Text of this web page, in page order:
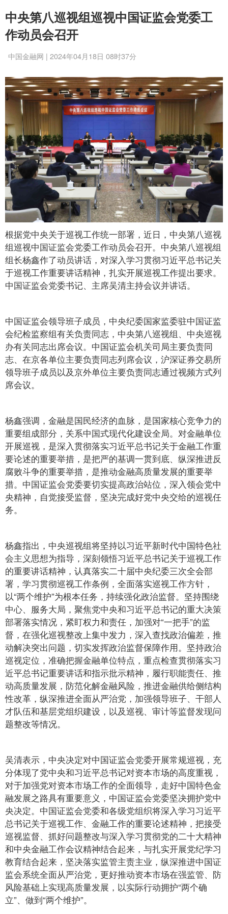
中央第八巡视组巡视中国证监会党委工
作动员会召开
中国金融网 | 2024年04月18日 08时37分
根据党中央关于巡视工作统一部署，近日，中央第八巡视
组巡视中国证监会党委工作动员会召开。中央第八巡视组
组长杨鑫作了动员讲话，对深入学习贯彻习近平总书记关
于巡视工作重要讲话精神，扎实开展巡视工作提出要求。
中国证监会党委书记、主席吴清主持会议并讲话。
中国证监会领导班子成员，中央纪委国家监委驻中国证监
会纪检监察组有关负责同志，中央第八巡视组、中央巡视
办有关同志出席会议。中国证监会机关司局主要负责同
志、在京各单位主要负责同志列席会议，沪深证券交易所
领导班子成员以及京外单位主要负责同志通过视频方式列
席会议。
杨鑫强调，金融是国民经济的血脉，是国家核心竞争力的
重要组成部分，关系中国式现代化建设全局。对金融单位
开展巡视，是深入贯彻落实习近平总书记关于金融工作重
要论述的重要举措，是把严的基调一贯到底、纵深推进反
腐败斗争的重要举措，是推动金融高质量发展的重要举
措。中国证监会党委要切实提高政治站位，深入领会党中
央精神，自觉接受监督，坚决完成好党中央交给的巡视任
务。
杨鑫指出，中央巡视组将坚持以习近平新时代中国特色社
会主义思想为指导，深刻领悟习近平总书记关于巡视工作
的重要讲话精神，认真落实二十届中央纪委三次全会部
署，学习贯彻巡视工作条例，全面落实巡视工作方针，
以“两个维护”为根本任务，持续强化政治监督。坚持围绕
中心、服务大局，聚焦党中央和习近平总书记的重大决策
部署落实情况，紧盯权力和责任，加强对“一把手”的监
督，在强化巡视整改上集中发力，深入查找政治偏差，推
动解决突出问题，切实发挥政治监督保障作用。坚持政治
巡视定位，准确把握金融单位特点，重点检查贯彻落实习
近平总书记重要讲话和指示批示精神，履行职能责任、推
动高质量发展，防范化解金融风险，推进金融供给侧结构
性改革，纵深推进全面从严治党，加强领导班子、干部人
才队伍和基层党组织建设，以及巡视、审计等监督发现问
题整改等情况。
吴清表示，中央决定对中国证监会党委开展常规巡视，充
分体现了党中央和习近平总书记对资本市场的高度重视，
对于加强党对资本市场工作的全面领导，走好中国特色金
融发展之路具有重要意义，中国证监会党委坚决拥护党中
央决定。中国证监会党委和各级党组织将深入学习习近平
总书记关于巡视工作、金融工作的重要论述精神，把接受
巡视监督、抓好问题整改与深入学习贯彻党的二十大精神
和中央金融工作会议精神结合起来，与扎实开展党纪学习
教育结合起来，坚决落实监管主责主业，纵深推进中国证
监会系统全面从严治党，更好推动资本市场在强监管、防
风险基础上实现高质量发展，以实际行动拥护“两个确
立”、做到“两个维护”。